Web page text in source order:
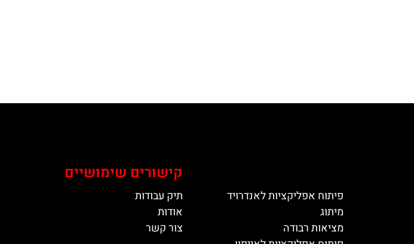
פיתוח אפליקציות לאנדרויד
מיתוג
מציאות רבודה
קישורים שימושיים
תיק עבודות
אודות
צור קשר